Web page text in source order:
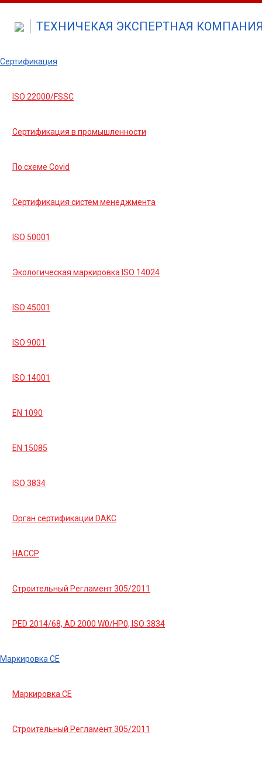
ТЕХНИЧЕКАЯ ЭКСПЕРТНАЯ КОМПАНИЯ
Сертификация
ISO 22000/FSSC
Сертификация в промышленности
По схеме Covid
Сертификация систем менеджмента
ISO 50001
Экологическая маркировка ISO 14024
ISO 45001
ISO 9001
ISO 14001
EN 1090
EN 15085
ISO 3834
Орган сертификации DAKC
HACCP
Строительный Регламент 305/2011
PED 2014/68, AD 2000 W0/HP0, ISO 3834
Маркировка СЕ
Маркировка СЕ
Строительный Регламент 305/2011